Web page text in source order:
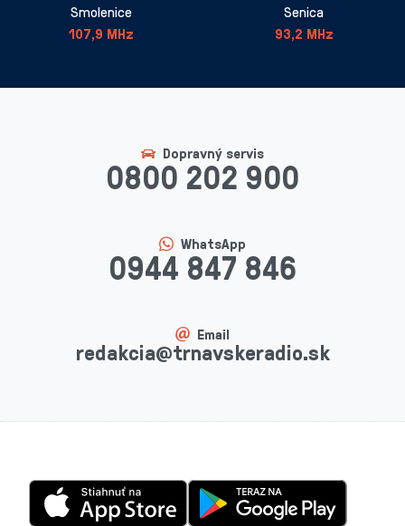
Smolenice
107,9 MHz
Senica
93,2 MHz
Dopravný servis
0800 202 900
WhatsApp
0944 847 846
Email
redakcia@trnavskeradio.sk